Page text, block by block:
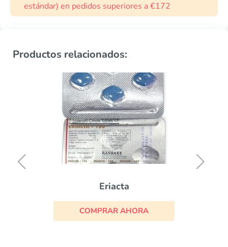
estándar) en pedidos superiores a €172
Productos relacionados:
Eriacta
COMPRAR AHORA